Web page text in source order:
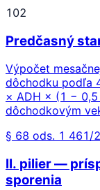
102
Predčasný
Výpočet
dôchodku podľa
× ADH × (1 −
dôchodkovým
§ 68 ods. 1 461/
II. pilier —
sporenia